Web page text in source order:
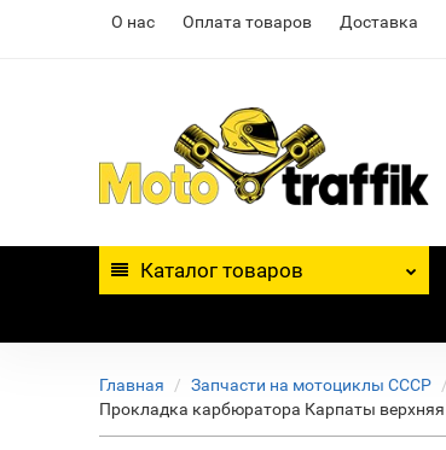
О нас Оплата товаров Доставка
Каталог товаров
Главная Запчасти на мотоциклы СССР
Прокладка карбюратора Карпаты верхняя